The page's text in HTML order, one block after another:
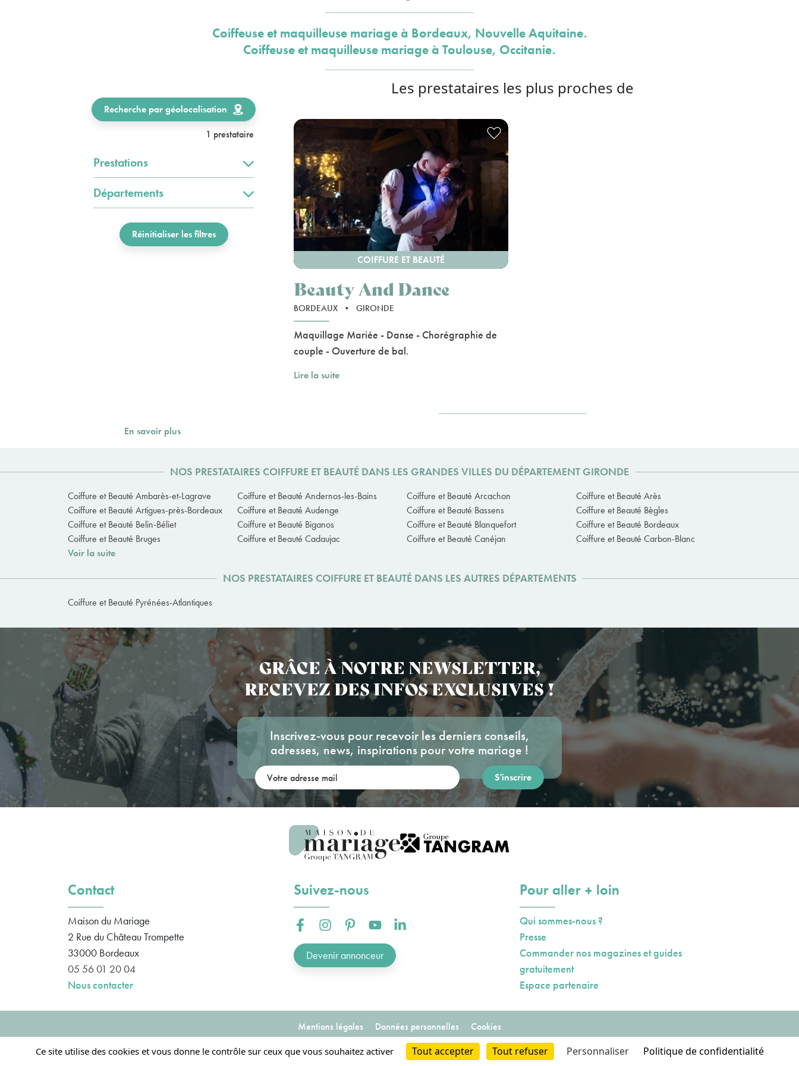
Coiffeuse et maquilleuse mariage à Bordeaux, Nouvelle Aquitaine.
Coiffeuse et maquilleuse mariage à Toulouse, Occitanie.
Recherche par géolocalisation
1 prestataire
Prestations
Départements
Réinitialiser les filtres
Les prestataires les plus proches de
COIFFURE ET BEAUTÉ
Beauty And Dance
BORDEAUX • GIRONDE
Maquillage Mariée - Danse - Chorégraphie de
couple - Ouverture de bal.
Lire la suite
En savoir plus
NOS PRESTATAIRES COIFFURE ET BEAUTÉ DANS LES GRANDES VILLES DU DÉPARTEMENT GIRONDE
Coiffure et Beauté Ambarès-et-Lagrave Coiffure et Beauté Andernos-les-Bains Coiffure et Beauté Arcachon
Coiffure et Beauté Arès
Coiffure et Beauté Artigues-près-Bordeaux
Coiffure et Beauté Audenge Coiffure et Beauté Bassens
Coiffure et Beauté Bègles
Coiffure et Beauté Belin-Béliet
Coiffure et Beauté Biganos Coiffure et Beauté Blanquefort
Coiffure et Beauté Bordeaux
Coiffure et Beauté Bruges
Coiffure et Beauté Cadaujac Coiffure et Beauté Canéjan
Coiffure et Beauté Carbon-Blanc
Voir la suite
NOS PRESTATAIRES COIFFURE ET BEAUTÉ DANS LES AUTRES DÉPARTEMENTS
Coiffure et Beauté Pyrénées-Atlantiques
GRÂCE À NOTRE NEWSLETTER,
RECEVEZ DES INFOS EXCLUSIVES !
Inscrivez-vous pour recevoir les derniers conseils,
adresses, news, inspirations pour votre mariage !
Votre adresse mail:
Contact
Maison du Mariage
2 Rue du Château Trompette
33000 Bordeaux
05 56 01 20 04
Nous contacter
Suivez-nous
Facebook :Instagram :Pinterest :Youtube :Linkedin :
Devenir annonceur
Pour aller plusloin
Qui sommes-nous ?
Presse
Commander nos magazines et guides
gratuitement
Espace partenaire
Mentions légales Données personnelles
Cookies
Conception et hébergement AXN2023-2026
Ce site utilise des cookies et vous donne le contrôle sur ceux que vous souhaitez activer Tout accepter Tout refuser Personnaliser Politique de confidentialité